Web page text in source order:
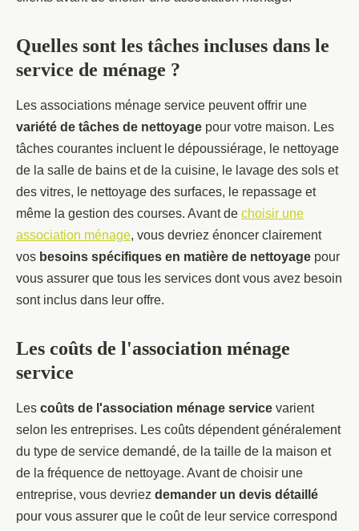
Quelles sont les tâches incluses dans le
service de ménage ?
Les associations ménage service peuvent offrir une
variété de tâches de nettoyage pour votre maison. Les
tâches courantes incluent le dépoussiérage, le nettoyage
de la salle de bains et de la cuisine, le lavage des sols et
des vitres, le nettoyage des surfaces, le repassage et
même la gestion des courses. Avant de choisir une
association ménage, vous devriez énoncer clairement
vos besoins spécifiques en matière de nettoyage pour
vous assurer que tous les services dont vous avez besoin
sont inclus dans leur offre.
Les coûts de l'association ménage
service
Les coûts de l'association ménage service varient
selon les entreprises. Les coûts dépendent généralement
du type de service demandé, de la taille de la maison et
de la fréquence de nettoyage. Avant de choisir une
entreprise, vous devriez demander un devis détaillé
pour vous assurer que le coût de leur service correspond